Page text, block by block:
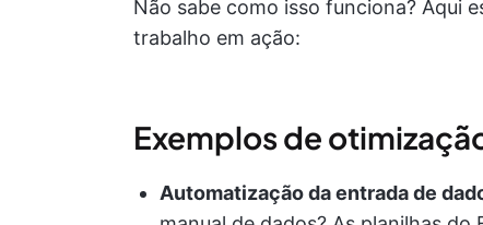
Não sabe como isso funciona? Aqui
trabalho em ação:
Exemplos de
Automatização da entrada de